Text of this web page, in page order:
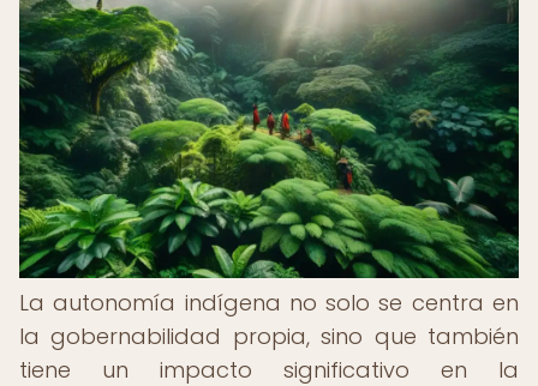
La autonomía indígena no solo se centra en
la gobernabilidad propia, sino que también
tiene un impacto significativo en la